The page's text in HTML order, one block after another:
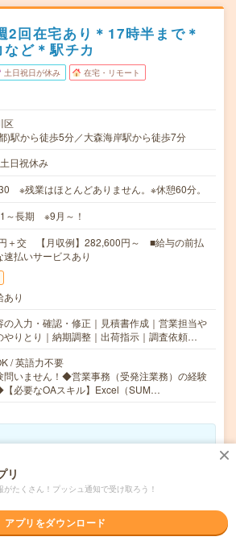
2回在宅あり＊17時半まで＊
ど＊駅チカ
土日祝日が休み 在宅・リモート
区
)駅から徒歩5分／大森海岸駅から徒歩7分
日祝休み
※残業はほとんどありません。※休憩60分。
～長期 ※9月～！
＋交 【月収例】282,600円～ ■給与の前払
速払いサービスあり
り
の入力・確認・修正｜見積書作成｜営業担当や
やりとり｜納期調整｜出荷指示｜調査依頼…
/ 英語力不要
いません！◆営業事務（受発注業務）の経験
必要なOAスキル】Excel（SUM…
男性
リ
がたくさん！プッシュ通知で受け取ろう！
アプリをダウンロード